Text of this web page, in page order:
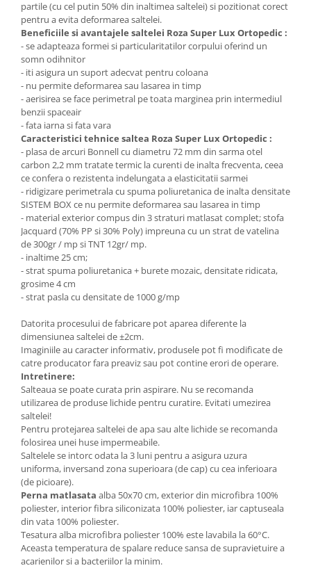
partile (cu cel putin 50% din inaltimea saltelei) si pozitionat corect
pentru a evita deformarea saltelei.
Beneficiile si avantajele saltelei Roza Super Lux Ortopedic :
- se adapteaza formei si particularitatilor corpului oferind un
somn odihnitor
- iti asigura un suport adecvat pentru coloana
- nu permite deformarea sau lasarea in timp
- aerisirea se face perimetral pe toata marginea prin intermediul
benzii spaceair
- fata iarna si fata vara
Caracteristici tehnice saltea Roza Super Lux Ortopedic :
- plasa de arcuri Bonnell cu diametru 72 mm din sarma otel
carbon 2,2 mm tratate termic la curenti de inalta frecventa, ceea
ce confera o rezistenta indelungata a elasticitatii sarmei
- ridigizare perimetrala cu spuma poliuretanica de inalta densitate
SISTEM BOX ce nu permite deformarea sau lasarea in timp
- material exterior compus din 3 straturi matlasat complet; stofa
Jacquard (70% PP si 30% Poly) impreuna cu un strat de vatelina
de 300gr / mp si TNT 12gr/ mp.
- inaltime 25 cm;
- strat spuma poliuretanica + burete mozaic, densitate ridicata,
grosime 4 cm
- strat pasla cu densitate de 1000 g/mp
Datorita procesului de fabricare pot aparea diferente la
dimensiunea saltelei de ±2cm.
Imaginiile au caracter informativ, produsele pot fi modificate de
catre producator fara preaviz sau pot contine erori de operare.
Intretinere:
Salteaua se poate curata prin aspirare. Nu se recomanda
utilizarea de produse lichide pentru curatire. Evitati umezirea
saltelei!
Pentru protejarea saltelei de apa sau alte lichide se recomanda
folosirea unei huse impermeabile.
Saltelele se intorc odata la 3 luni pentru a asigura uzura
uniforma, inversand zona superioara (de cap) cu cea inferioara
(de picioare).
Perna matlasata alba 50x70 cm, exterior din microfibra 100%
poliester, interior fibra siliconizata 100% poliester, iar captuseala
din vata 100% poliester.
Tesatura alba microfibra poliester 100% este lavabila la 60°C.
Aceasta temperatura de spalare reduce sansa de supravietuire a
acarienilor si a bacteriilor la minim.